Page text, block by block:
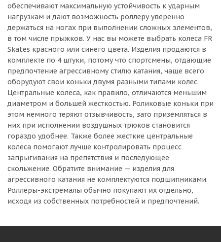
обеспечивают максимальную устойчивость к ударным
нагрузкам и дают возможность роллеру уверенно
держаться на ногах при выполнении сложных элементов,
в том числе прыжков. У нас вы можете выбрать колеса FR
Skates красного или синего цвета. Изделия продаются в
комплекте по 4 штуки, потому что спортсмены, отдающие
предпочтение агрессивному стилю катания, чаще всего
оборудуют свои коньки двумя разными типами колес.
Центральные колеса, как правило, отличаются меньшим
диаметром и большей жесткостью. Роликовые коньки при
этом немного теряют отзывчивость, зато приземляться в
них при исполнении воздушных трюков становится
гораздо удобнее. Также более жесткие центральные
колеса помогают лучше контролировать процесс
запрыгивания на препятствия и последующее
скольжение. Обратите внимание — изделия для
агрессивного катания не комплектуются подшипниками.
Роллеры-экстремалы обычно покупают их отдельно,
исходя из собственных потребностей и предпочтений.